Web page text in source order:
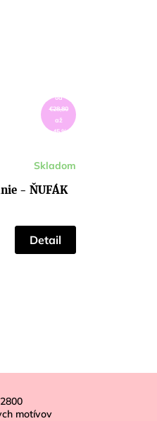
od
€28,80
až
–45 %
- ŇUFÁK
Skladom
Detail
2800
motívov